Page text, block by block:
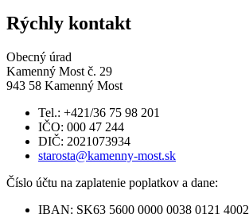
Rýchly kontakt
Obecný úrad
Kamenný Most č. 29
943 58 Kamenný Most
Tel.: +421/36 75 98 201
IČO: 000 47 244
DIČ: 2021073934
starosta@kamenny-most.sk
Číslo účtu na zaplatenie poplatkov a dane:
IBAN: SK63 5600 0000 0038 0121 4002